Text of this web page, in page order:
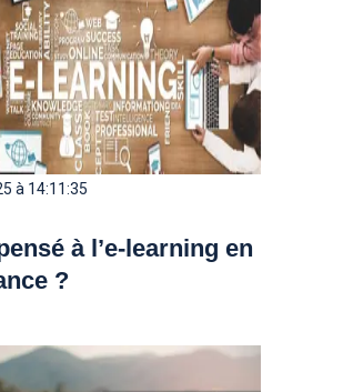
à 14:11:35
à l’e-learning en
?